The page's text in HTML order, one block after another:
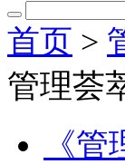
首页 >
管理荟
《管